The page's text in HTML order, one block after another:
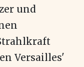
und
Versailles'